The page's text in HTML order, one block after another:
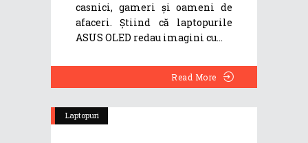
casnici, gameri și oameni de
afaceri. Știind că laptopurile
ASUS OLED redau imagini cu
Read More
Laptopuri